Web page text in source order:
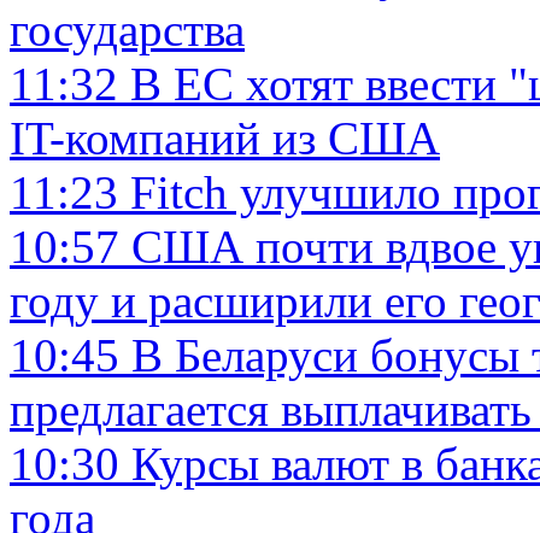
государства
11:32 В ЕС хотят ввести
IT-компаний из США
11:23 Fitch улучшило
10:57 США почти вдвое
году и расширили его
10:45 В Беларуси бонусы
предлагается
10:30 Курсы валют в
года